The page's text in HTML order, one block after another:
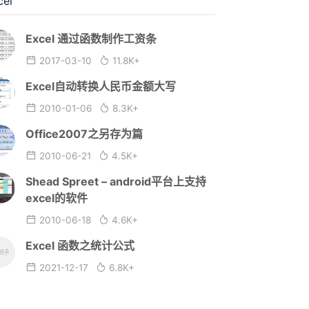
Excel 通过函数制作工资条
2017-03-10 11.8K+
Excel自动转换人民币金额大写
2010-01-06 8.3K+
Office2007之另存为篇
2010-06-21 4.5K+
Shead Spreet – android平台上支持
excel的软件
2010-06-18 4.6K+
Excel 函数之统计公式
2021-12-17 6.8K+